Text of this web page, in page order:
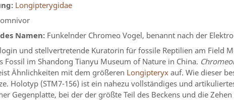
Longipterygidae
omnivor
Namen: Funkelnder Chromeo Vogel, benannt nach der
und stellvertretende Kuratorin für fossile Reptilien am Field
Fossil im Shandong Tianyu Museum of Nature in China.
Ähnlichkeiten mit dem größeren Longipteryx auf. Wie dieser
Holotyp (STM7-156) ist ein nahezu vollständiges und
Gegenplatte, bei der der größte Teil des Beckens und die